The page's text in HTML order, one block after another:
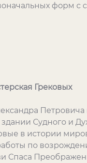
форм с
Грековых
Судного и
в истории
по
Спаса